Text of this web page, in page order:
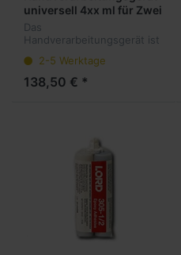
universell 4xx ml für Zwei
Komponenten Klebstoffe
Das
Handverarbeitungsgerät ist
für eine Vielzahl von 2
Komponenten Klebstoffen
geeignet wie zum Beispiel
2-5 Werktage
138,50 € *